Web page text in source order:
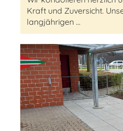
Kraft und Zuversicht.
langjährigen ...